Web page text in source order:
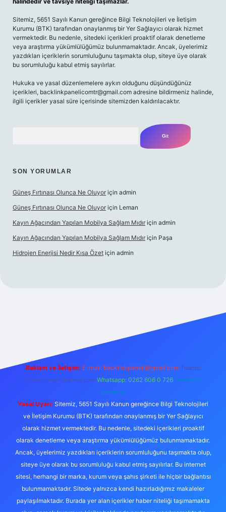
Sitemiz, 5651 Sayılı Kanun gereğince Bilgi Teknolojileri ve İletişim
Kurumu (BTK) tarafından onaylanmış bir Yer Sağlayıcı olarak hizmet
vermektedir. Bu nedenle, sitedeki içerikleri proaktif olarak denetleme
veya araştırma yükümlülüğümüz bulunmamaktadır. Ancak, üyelerimiz
yazdıkları içeriklerin sorumluluğunu taşımakta olup, siteye üye olarak
bu sorumluluğu kabul etmiş sayılırlar.
Hukuka ve yasal düzenlemelere aykırı olduğunu düşündüğünüz
içerikleri, backlinkpanelicomtr@gmail.com adresine bildirmeniz halinde,
ilgili içerikler yasal süre içerisinde sitemizden kaldırılacaktır.
SON YORUMLAR
Güneş Fırtınası Olunca Ne Oluyor için admin
Güneş Fırtınası Olunca Ne Oluyor için Leman
Kayın Ağacından Yapılan Mobilya Sağlam Mıdır için admin
Kayın Ağacından Yapılan Mobilya Sağlam Mıdır için Paşa
Hidrojen Enerjisi Nedir Kısa Özet için admin
Reklam ve İletişim: E-mail: backlinkpaneli@gmail.com Teams:
forumhizmeti@gmail.com Whatsapp: 0262 606 0 726 Telegram:
@karabul
Yasal Uyarı: Sitemiz, 5651 Sayılı Kanun gereğince Bilgi Teknolojileri
ve İletişim Kurumu (BTK) tarafından onaylanmış bir Yer Sağlayıcı
olarak hizmet vermektedir. Bu nedenle, sitedeki içerikleri proaktif
olarak denetleme veya araştırma yükümlülüğümüz bulunmamaktadır.
Ancak, üyelerimiz yazdıkları içeriklerin sorumluluğunu taşımakta olup,
siteye üye olarak bu sorumluluğu kabul etmiş sayılırlar. Bu internet
sitesi, herhangi bir marka, kurum veya şahıs şirketi ile hiçbir bağlantısı
bulunmamaktadır. Sitede yalnızca kendi hazırladığımız makaleler
paylaşılmaktadır. Burada yer alan içerikler haber niteliği taşımamakta